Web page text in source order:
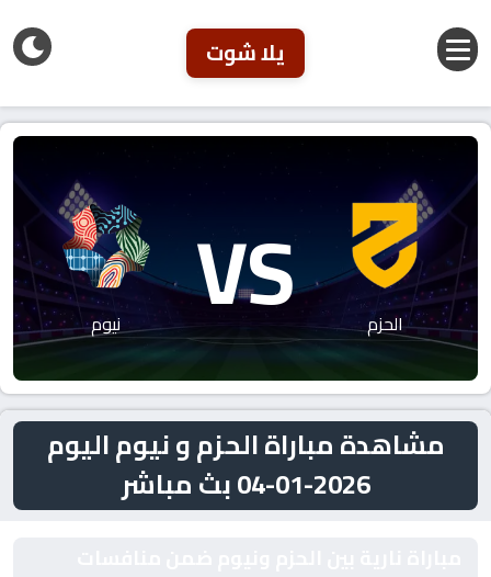
يلا شوت
الحزم VS نيوم
مشاهدة مباراة الحزم و نيوم اليوم
2026-01-04 بث مباشر